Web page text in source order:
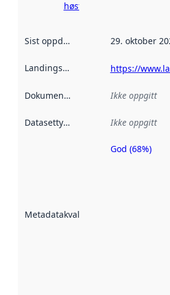
høsting her
Sist oppdatert 29. oktober
Landingsside https://
Dokumentasjon Ikke oppgitt
Datasettype Ikke oppgitt
Metadatakvalitet
Metadatakvalitet
God (68%)